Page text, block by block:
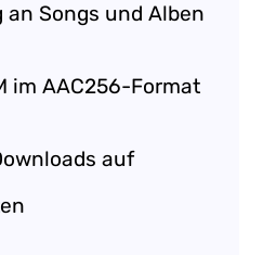
an Songs und Alben
im AAC256-Format
auf